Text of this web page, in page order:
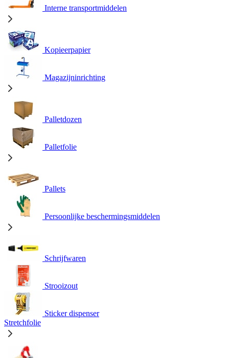
Interne transportmiddelen
Kopieerpapier
Magazijninrichting
Palletdozen
Palletfolie
Pallets
Persoonlijke beschermingsmiddelen
Schrijfwaren
Strooizout
Sticker dispenser
Stretchfolie